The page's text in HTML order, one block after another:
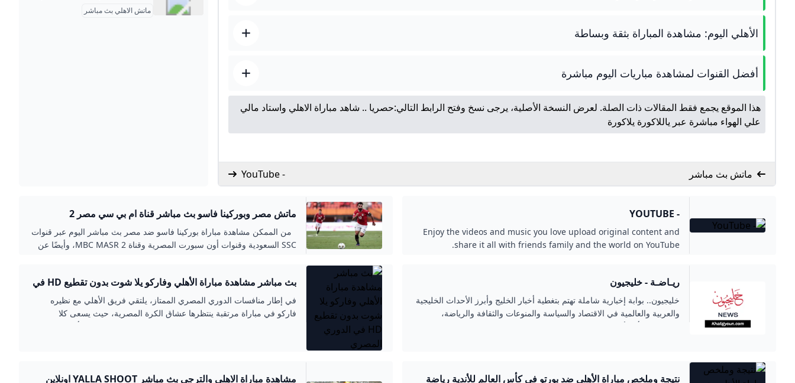
الأهلي اليوم: مشاهدة المباراة بثقة وبساطة
أفضل القنوات لمشاهدة مباريات اليوم مباشرة
هذا الموقع يجمع فقط المقالات ذات الصلة. لعرض النسخة الأصلية، يرجى نسخ وفتح الرابط التالي:حصريا .. شاهد مباراة الاهلي واستاد مالي
علي الهواء مباشرة عبر ياللاكورة يلاكورة
ماتش بث مباشر - YouTube
ماتش الاهلي بث مباشر
- YOUTUBE
Enjoy the videos and music you love upload original content and
share it all with friends family and the world on YouTube.
ماتش مصر وبوركينا فاسو بث مباشر قناة ام بي سي مصر 2
من الممكن مشاهدة مباراة بوركينا فاسو ضد مصر بث مباشر اليوم عبر قنوات
SSC السعودية وقنوات أون سبورت المصرية وقناة MBC MASR 2، وأيضًا عن
المبكر أمام بوركينا فاسو وتقام المباراة على …
ريـاضـة - خليجيون
خليجيون.. بوابة إخبارية شاملة تهتم بتغطية أخبار الخليج وأبرز الأحداث الخليجية
والعربية والعالمية في الاقتصاد والسياسة والمنوعات والثقافة والرياضة،
ومقالات الرأي لأبرز الكتّاب والمحللين
بث مباشر مشاهدة مباراة الأهلي وفاركو يلا شوت بدون تقطيع HD في
الدوري المصري
في إطار منافسات الدوري المصري الممتاز، يلتقي فريق الأهلي مع نظيره
فاركو في مباراة مرتقبة ينتظرها عشاق الكرة المصرية، حيث يسعى كلا
الفريقين لتحقيق نتيجة إيجابية تعزز موقفهما في جدول الترتيب. تأتي هذه
نتيجة وملخص مباراة الأهلي ضد بورتو في كأس العالم للأندية رياضة
مشاهدة مباراة الاهلي والترجي بث مباشر YALLA SHOOT اونلاين